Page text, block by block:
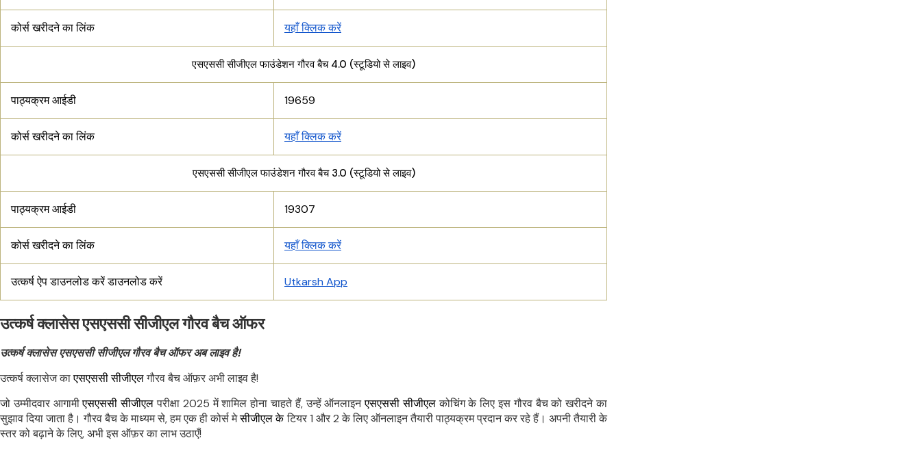
कोर्स खरीदने का लिंक यहाँ क्लिक करें
एसएससी सीजीएल फाउंडेशन गौरव बैच 4.0 (स्टूडियो से लाइव)
पाठ्यक्रम आईडी 19659
कोर्स खरीदने का लिंक यहाँ क्लिक करें
एसएससी सीजीएल फाउंडेशन गौरव बैच 3.0 (स्टूडियो से लाइव)
पाठ्यक्रम आईडी 19307
कोर्स खरीदने का लिंक यहाँ क्लिक करें
उत्कर्ष ऐप डाउनलोड करें डाउनलोड करें Utkarsh App
उत्कर्ष क्लासेस एसएससी सीजीएल गौरव बैच ऑफर
उत्कर्ष क्लासेस एसएससी सीजीएल गौरव बैच ऑफर अब लाइव है!
उत्कर्ष क्लासेज काएसएससी सीजीएलगौरव बैच ऑफ़र अभी लाइव है!
जो उम्मीदवार आगामीएसएससी सीजीएलपरीक्षा 2025 में शामिल होना चाहते हैं, उन्हें ऑनलाइनएसएससी सीजीएलकोचिंग के लिए इस गौरव बैच को खरीदने का
सुझाव दिया जाता है। गौरव बैच के माध्यम से, हम एक ही कोर्स मेसीजीएल केटियर 1 और 2 के लिए ऑनलाइन तैयारी पाठ्यक्रम प्रदान कर रहे हैं। अपनी तैयारी के
स्तर को बढ़ाने के लिए, अभी इस ऑफ़र का लाभ उठाएँ!